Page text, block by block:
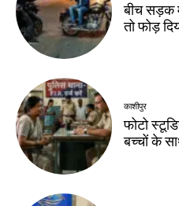
बीच सड़क
तो फोड़
काशीपुर
फोटो
बच्चों के